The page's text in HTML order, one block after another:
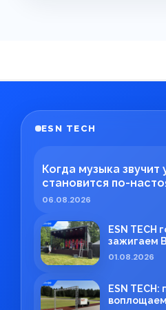
ESN TECH
Когда музыка звучит
становится по-
06.08.2026
ESN TECH
зажигаем
01.08.2026
ESN